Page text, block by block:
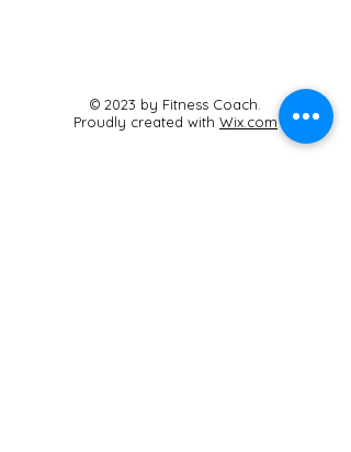
© 2023 by Fitness Coach.
Proudly created with Wix.com